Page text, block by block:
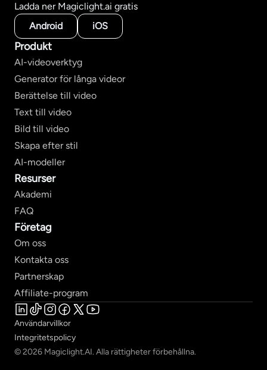
Ladda ner Magiclight.ai gratis
Android
iOS
Produkt
AI-videoverktyg
Generator för långa videor
Berättelse till video
Text till video
Bild till video
Skapa efter stil
AI-modeller
Resurser
Akademi
FAQ
Företag
Om oss
Kontakta oss
Partnerskap
Affiliate-program
Användarvillkor
Integritetspolicy
© 2026 Magiclight.AI. Alla rättigheter förbehållna.